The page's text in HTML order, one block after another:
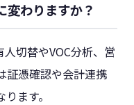
変わりますか？
切替やVOC分析、営
証憑確認や会計連携
ます。